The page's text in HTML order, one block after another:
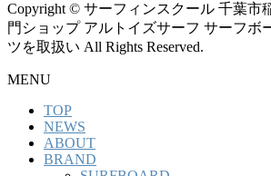
Copyright © サーフィンスクール 千葉市
門ショップ アルトイズサーフ サーフボ
ツを取扱い All Rights Reserved.
MENU
TOP
NEWS
ABOUT
BRAND